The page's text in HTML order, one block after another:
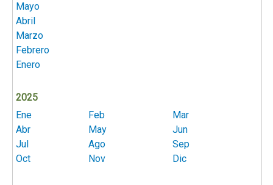
Mayo
Abril
Marzo
Febrero
Enero
2025
Ene
Feb
Mar
Abr
May
Jun
Jul
Ago
Sep
Oct
Nov Dic